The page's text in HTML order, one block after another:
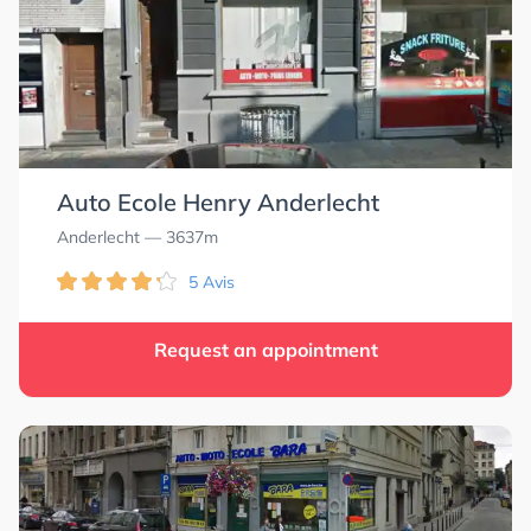
Auto Ecole Henry Anderlecht
Anderlecht — 3637m
5 Avis
Request an appointment